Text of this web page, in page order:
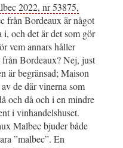
2022, nr 53875,
från Bordeaux är något
i, och det är det som gör
vem annars håller
Bordeaux? Nej, just
är begränsad; Maison
de där vinerna som
och då och i en mindre
i vinhandelshuset.
Malbec bjuder både
”malbec”. En